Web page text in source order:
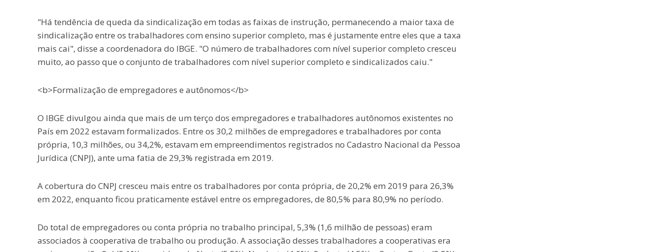
"Há tendência de queda da sindicalização em todas as faixas de instrução, permanecendo a maior taxa de
sindicalização entre os trabalhadores com ensino superior completo, mas é justamente entre eles que a taxa
mais cai", disse a coordenadora do IBGE. "O número de trabalhadores com nível superior completo cresceu
muito, ao passo que o conjunto de trabalhadores com nível superior completo e sindicalizados caiu."
<b>Formalização de empregadores e autônomos</b>
O IBGE divulgou ainda que mais de um terço dos empregadores e trabalhadores autônomos existentes no
País em 2022 estavam formalizados. Entre os 30,2 milhões de empregadores e trabalhadores por conta
própria, 10,3 milhões, ou 34,2%, estavam em empreendimentos registrados no Cadastro Nacional da Pessoa
Jurídica (CNPJ), ante uma fatia de 29,3% registrada em 2019.
A cobertura do CNPJ cresceu mais entre os trabalhadores por conta própria, de 20,2% em 2019 para 26,3%
em 2022, enquanto ficou praticamente estável entre os empregadores, de 80,5% para 80,9% no período.
Do total de empregadores ou conta própria no trabalho principal, 5,3% (1,6 milhão de pessoas) eram
associados à cooperativa de trabalho ou produção. A associação desses trabalhadores a cooperativas era